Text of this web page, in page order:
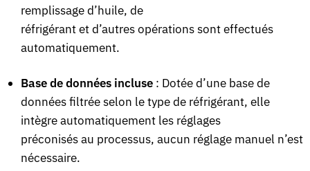
remplissage d’huile, de
réfrigérant et d’autres opérations sont effectués
automatiquement.
Base de données incluse : Dotée d’une base de
données filtrée selon le type de réfrigérant, elle
intègre automatiquement les réglages
préconisés au processus, aucun réglage manuel n’est
nécessaire.